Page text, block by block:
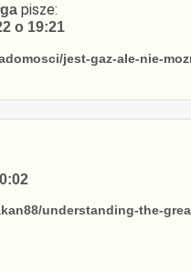
pisze:
o 19:21
jest-gaz-ale-nie-
understanding-the-